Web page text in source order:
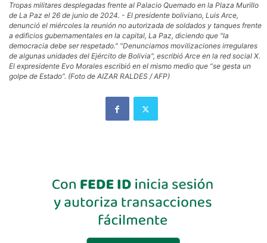
Tropas militares desplegadas frente al Palacio Quemado en la Plaza Murillo
de La Paz el 26 de junio de 2024. - El presidente boliviano, Luis Arce,
denunció el miércoles la reunión no autorizada de soldados y tanques frente
a edificios gubernamentales en la capital, La Paz, diciendo que "la
democracia debe ser respetado." "Denunciamos movilizaciones irregulares
de algunas unidades del Ejército de Bolivia", escribió Arce en la red social X.
El expresidente Evo Morales escribió en el mismo medio que “se gesta un
golpe de Estado”. (Foto de AIZAR RALDES / AFP)